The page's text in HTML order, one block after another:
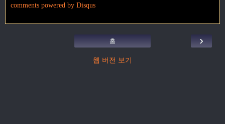
comments powered by Disqus
›
홈
웹 버전 보기